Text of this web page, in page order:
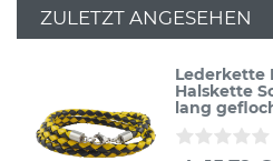
ZULETZT ANGESEHEN
Lederkette
Halskette
lang